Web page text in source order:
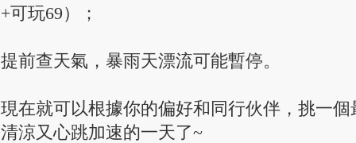
+可玩69）；
提前查天氣，暴雨天漂流可能暫停。
現在就可以根據你的偏好和同行伙伴，挑一
清涼又心跳加速的一天了~